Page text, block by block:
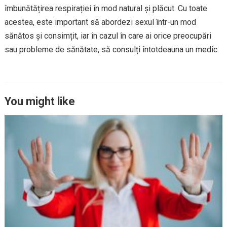
îmbunătățirea respirației în mod natural și plăcut. Cu toate
acestea, este important să abordezi sexul într-un mod
sănătos și consimțit, iar în cazul în care ai orice preocupări
sau probleme de sănătate, să consulți întotdeauna un medic.
You might like